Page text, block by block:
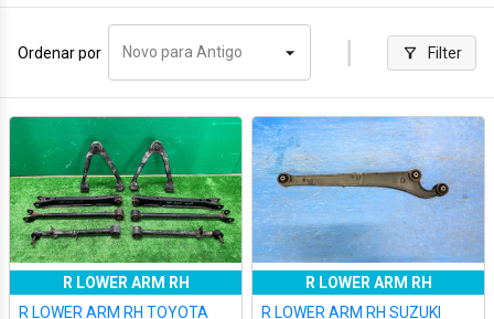
Ordenar por Novo para Antigo Filter
R LOWER ARM RH
R LOWER ARM RH TOYOTA
R LOWER ARM RH
R LOWER ARM RH SUZUKI